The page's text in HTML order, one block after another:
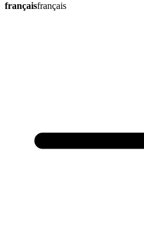
françaisfrançais